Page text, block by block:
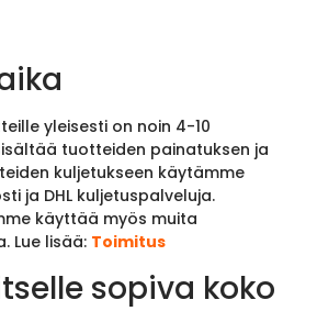
yleisesti on noin 4-10
tuotteiden painatuksen ja
kuljetukseen käytämme
ja DHL kuljetuspalveluja.
käyttää myös muita
Lue lisää: Toimitus
sopiva koko